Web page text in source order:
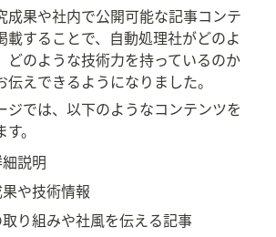
成果や社内で公開可能な記事コンテ
載することで、自動処理社がどのよ
どのような技術力を持っているのか
えできるようになりました。
ジでは、以下のようなコンテンツを
。
説明
や技術情報
り組みや社風を伝える記事